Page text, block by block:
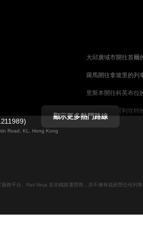
大邱廣域市開往首爾
羅馬開往拿坡里的列
里斯本開往科英布拉
馬德里開往阿利坎特
首爾開往釜山的列車
顯示更多熱門路線
Road, KL, Hong Kong
務平台。Rail Ninja 並非鐵路運營商，亦不擁有或經營任何列車